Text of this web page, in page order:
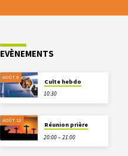
EVÈNEMENTS
AOÛT 9
Culte hebdo
10:30
AOÛT 12
Réunion prière
20:00 – 21:00